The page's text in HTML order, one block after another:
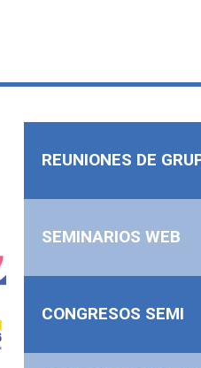
REUNIONES DE
SEMINARIOS WEB
CONGRESOS SEMI